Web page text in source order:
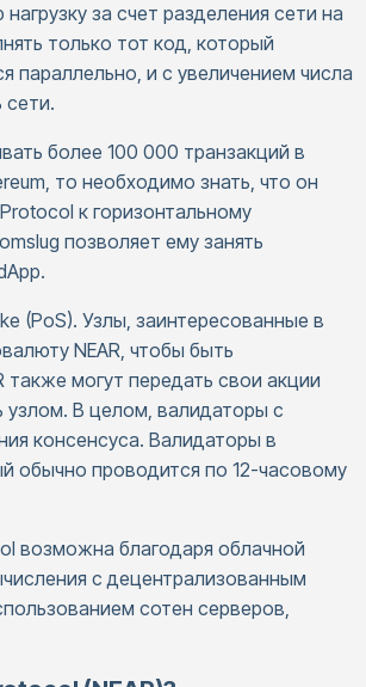
за счет разделения сети на
только тот код, который
параллельно, и с увеличением числа
сети.
более 100 000 транзакций в
то необходимо знать, что он
к горизонтальному
позволяет ему занять
(PoS). Узлы, заинтересованные в
NEAR, чтобы быть
могут передать свои акции
узлом. В целом, валидаторы с
консенсуса. Валидаторы в
обычно проводится по 12-часовому
возможна благодаря облачной
с децентрализованным
сотен серверов,